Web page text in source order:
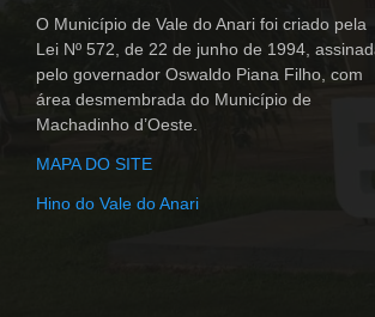
O Município de Vale do Anari foi criado pela
Lei Nº 572, de 22 de junho de 1994,
pelo governador Oswaldo Piana Filho, com
área desmembrada do Município de
Machadinho d’Oeste.
MAPA DO SITE
Hino do Vale do Anari